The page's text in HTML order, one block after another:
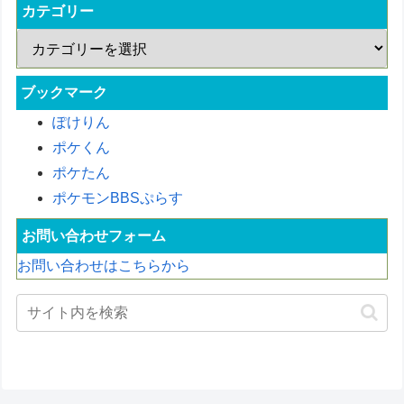
カテゴリー
ブックマーク
ぽけりん
ポケくん
ポケたん
ポケモンBBSぷらす
お問い合わせフォーム
お問い合わせはこちらから